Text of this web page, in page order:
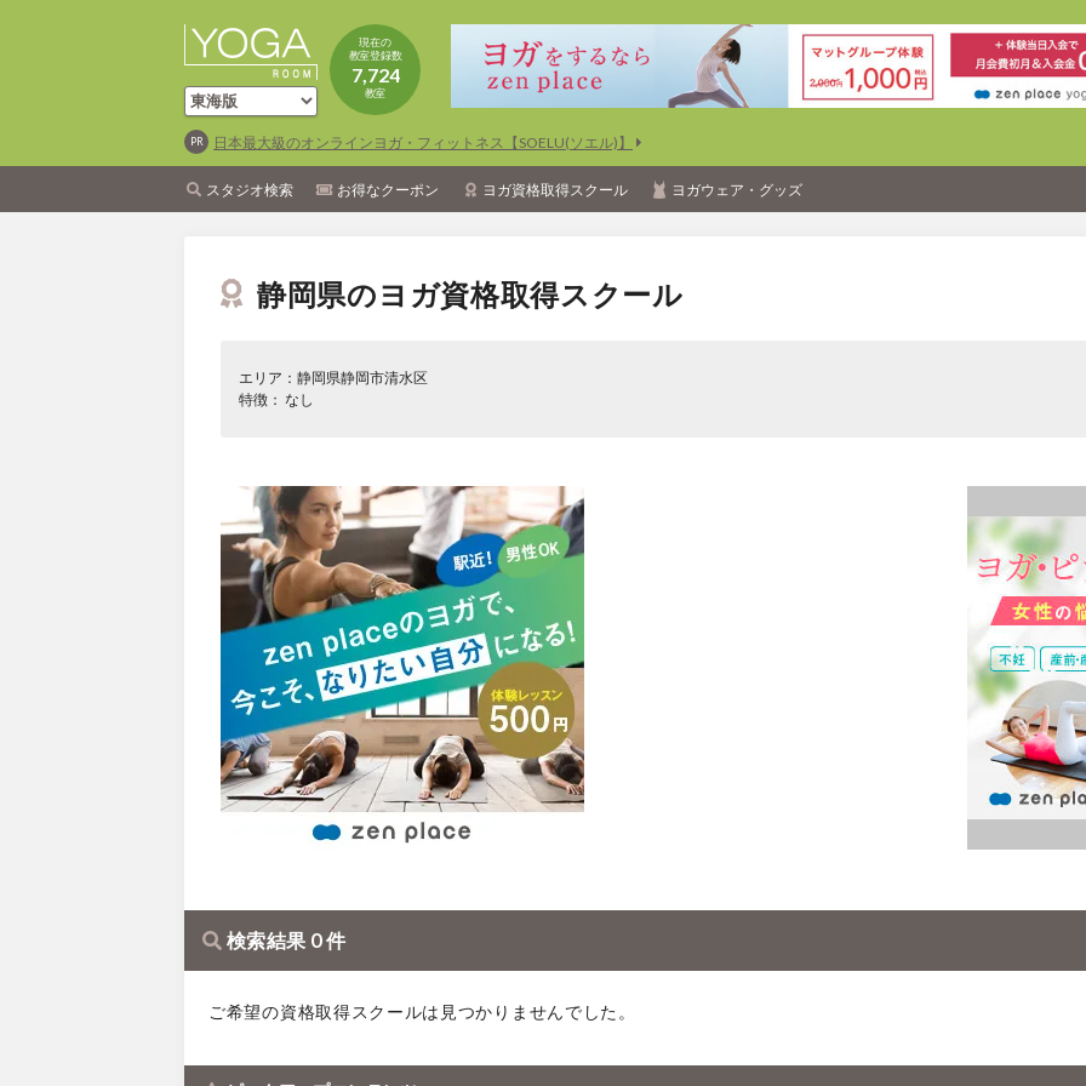
現在の
教室登録数
7,724
教室
日本最大級のオンラインヨガ・フィットネス【SOELU(ソエル)】
スタジオ検索 お得なクーポン ヨガ資格取得スクール ヨガウェア・グッズ
静岡県のヨガ資格取得スクール
エリア：静岡県静岡市清水区
特徴： なし
検索結果 0 件
ご希望の資格取得スクールは見つかりませんでした。